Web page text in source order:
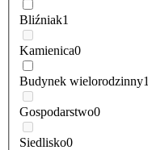
Bliźniak1
Kamienica0
Budynek wielorodzinny1
Gospodarstwo0
Siedlisko0